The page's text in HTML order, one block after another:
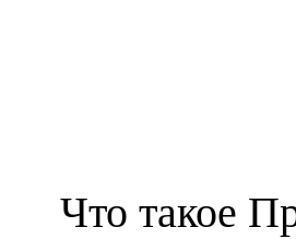
Что такое